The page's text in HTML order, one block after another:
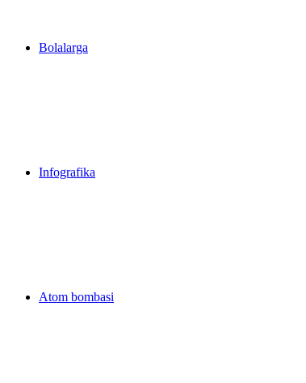
Bolalarga
Infografika
Atom bombasi